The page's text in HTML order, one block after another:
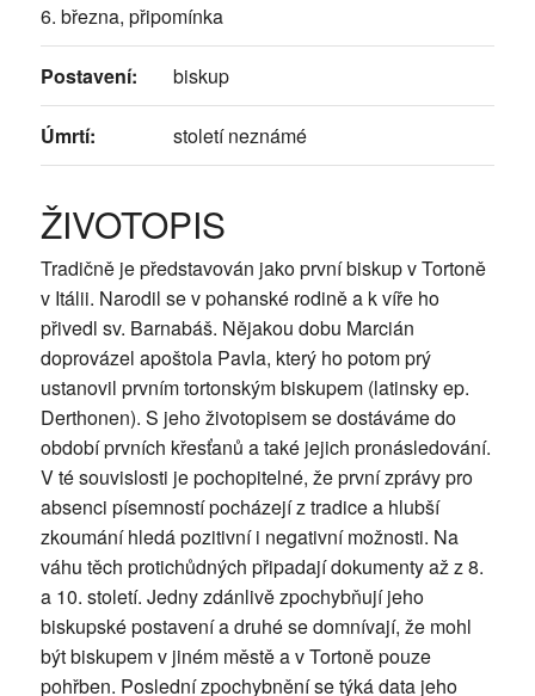
6. března, připomínka
Postavení: biskup
Úmrtí: století neznámé
ŽIVOTOPIS
Tradičně je představován jako první biskup v Tortoně
v Itálii. Narodil se v pohanské rodině a k víře ho
přivedl sv. Barnabáš. Nějakou dobu Marcián
doprovázel apoštola Pavla, který ho potom prý
ustanovil prvním tortonským biskupem (latinsky ep.
Derthonen). S jeho životopisem se dostáváme do
období prvních křesťanů a také jejich pronásledování.
V té souvislosti je pochopitelné, že první zprávy pro
absenci písemností pocházejí z tradice a hlubší
zkoumání hledá pozitivní i negativní možnosti. Na
váhu těch protichůdných připadají dokumenty až z 8.
a 10. století. Jedny zdánlivě zpochybňují jeho
biskupské postavení a druhé se domnívají, že mohl
být biskupem v jiném městě a v Tortoně pouze
pohřben. Poslední zpochybnění se týká data jeho